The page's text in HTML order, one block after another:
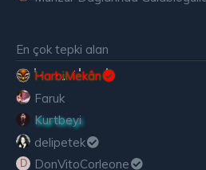
En çok tepki alan
HarbiMekân
Faruk
Kurtbeyi
delipetek
D DonVitoCorleone